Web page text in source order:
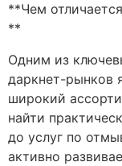
**Чем
**
Одним из
даркнет-рынков
широкий
найти
до услуг по
активно